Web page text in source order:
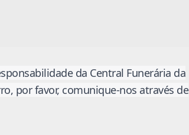
da Central Funerária da
por favor, comunique-nos através de